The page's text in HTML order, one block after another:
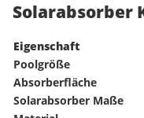
Solarabsorber
Eigenschaft
Poolgröße
Absorberfläche
Solarabsorber Maße